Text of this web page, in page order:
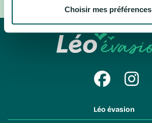
Choisir mes préférences
Léo évasion